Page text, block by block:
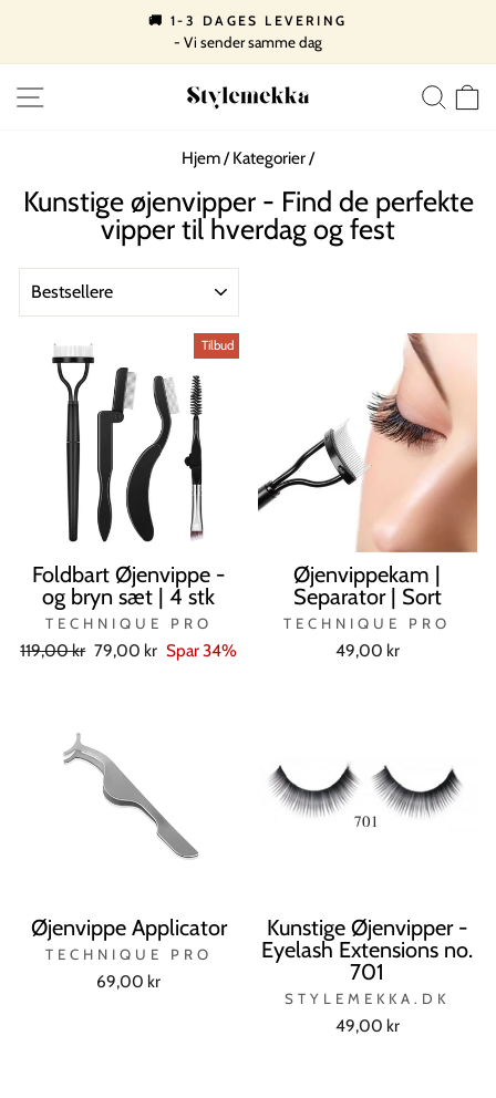
indhold
Pause
📦 LEVERING FRA 29 KR
- GRATIS VED KØB OVER 399,-
SIDE NAVIGATION
Hjem/ Kategorier/
Kunstige øjenvipper - Find de perfekte
vipper til hverdag og fest
Tilbud
Foldbart Øjenvippe -
og bryn sæt | 4 stk
TECHNIQUE PRO
Normal
119,00 kr Tilbudspris
79,00 kr Spar 34%
Øjenvippekam |
Separator | Sort
TECHNIQUE PRO
49,00 kr
Øjenvippe Applicator
TECHNIQUE PRO
69,00 kr
Kunstige Øjenvipper -
Eyelash Extensions no.
701
STYLEMEKKA.DK
49,00 kr